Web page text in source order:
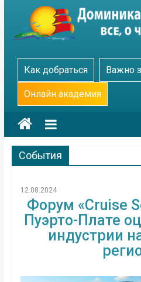
content
Go
Как добраться Важно
Онлайн академия
События
12.08.2024
Форум «Cruise
Пуэрто-Плате
индустрии